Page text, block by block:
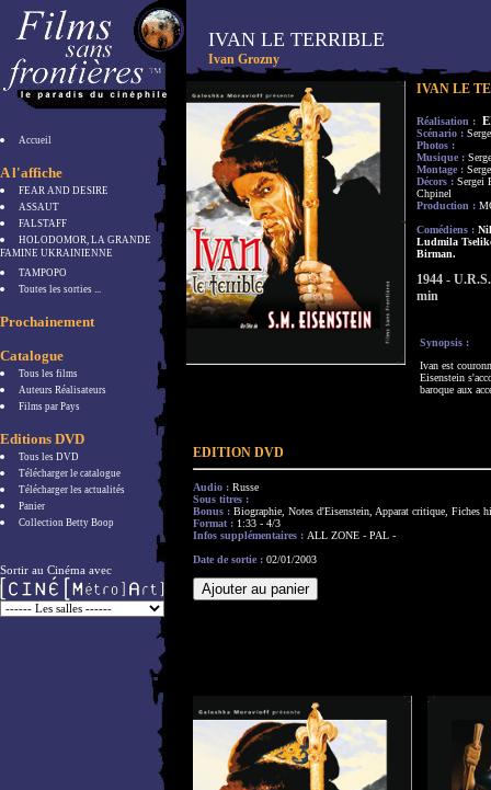
Accueil
A l'affiche
FEAR AND DESIRE
ASSAUT
FALSTAFF
HOLODOMOR, LA GRANDE
FAMINE UKRAINIENNE
TAMPOPO
Toutes les sorties ...
Prochainement
Catalogue
Tous les films
Auteurs Réalisateurs
Films par Pays
Editions DVD
Tous les DVD
Télécharger le catalogue
Télécharger les actualités
Panier
Collection Betty Boop
Sortir au Cinéma avec
IVAN LE TERRIBLE
Ivan Grozny
IVAN LE
Réalisation :
Scénario :
Photos :
Musique :
Montage :
Décors : Sergei
Chpinel
Production :
Comédiens :
Ludmila
Birman.
1944 -
min
Synopsis :
Ivan est
Eisenstein
baroque aux
EDITION DVD
Audio : Russe
Sous titres :
Bonus : Biographie, Notes d'Eisenstein, Apparat critique, Fiches
Format : 1:33 - 4/3
Infos supplémentaires : ALL ZONE - PAL -
Date de sortie : 02/01/2003